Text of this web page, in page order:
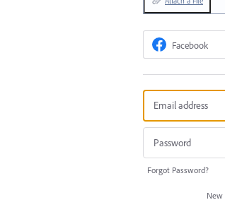
Facebook
Forgot Password?
New